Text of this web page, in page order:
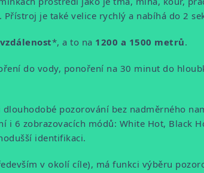
. Přístroj je také velice rychlý a nabíhá do 2
*, a to na 1200 a 1500 metrů.
do vody, ponoření na 30 minut do
pozorování bez nadměrného
6 zobrazovacích módů: White Hot, Black
identifikaci.
v okolí cíle), má funkci výběru